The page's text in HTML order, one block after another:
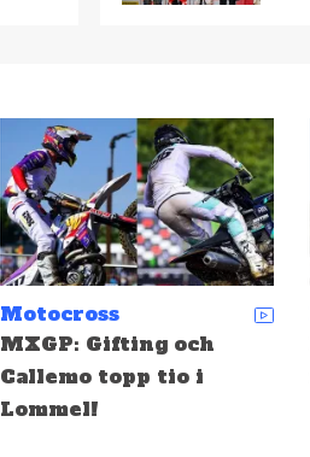
Motocross
EMX: Gerhardsson nära
medalj i Lommel!